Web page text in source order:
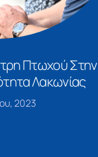
Πτωχού Στην
Λακωνίας
2023